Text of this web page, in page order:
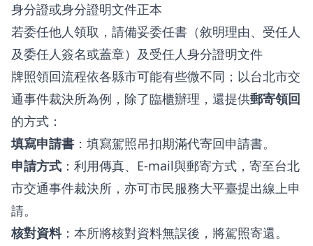
身分證或身分證明文件正本
若委任他人領取，請備妥委任書（敘明理由、受任人
及委任人簽名或蓋章）及受任人身分證明文件
牌照領回流程依各縣市可能有些微不同；以台北市交
通事件裁決所為例，除了臨櫃辦理，還提供郵寄領回
的方式：
填寫申請書 ：填寫駕照吊扣期滿代寄回申請書。
申請方式 ：利用傳真、E-mail與郵寄方式，寄至台北
市交通事件裁決所，亦可市民服務大平臺提出線上申
請。
核對資料：本所將核對資料無誤後，將駕照寄還。